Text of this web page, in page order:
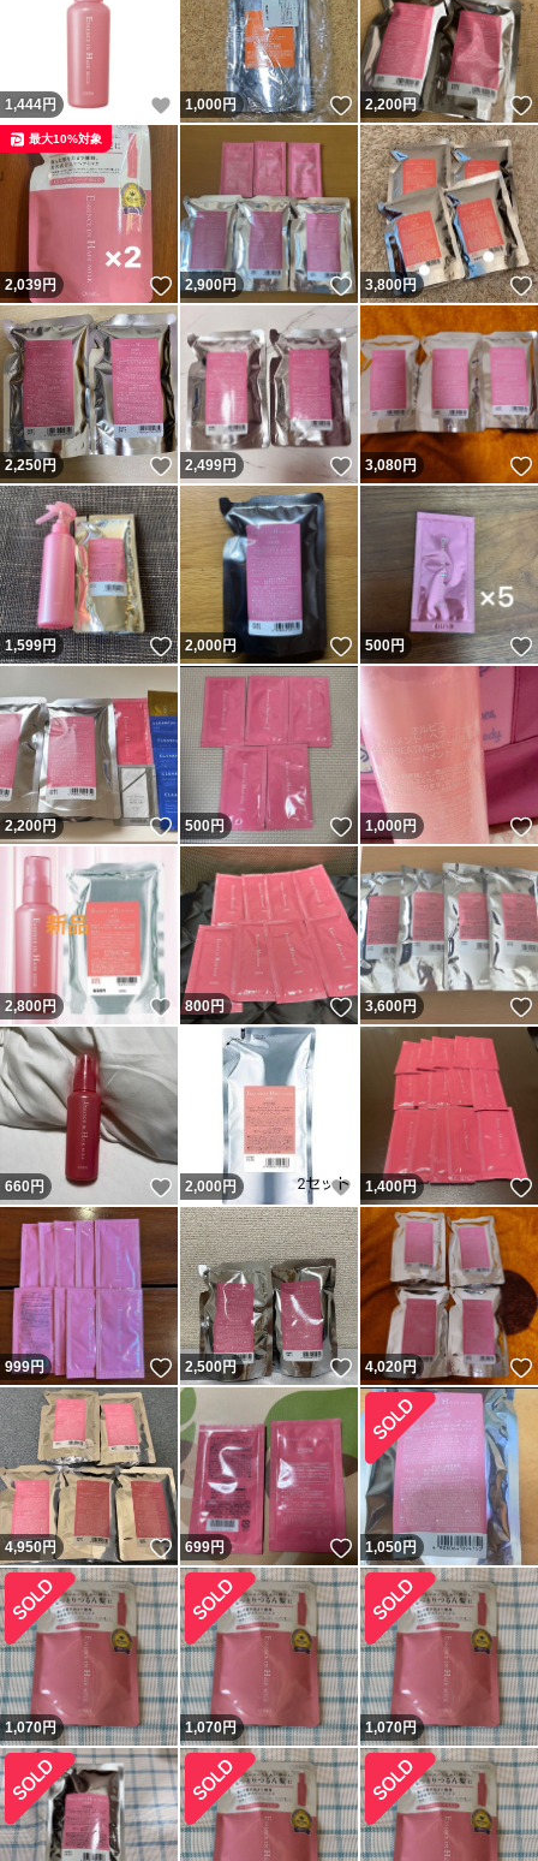
1,444円 いいね！
1,000円 いいね！
2,200円
2,039円 いいね！
最大10%対象
2,900円 いいね！
3,800円
2,250円 いいね！
2,499円 いいね！
3,080円
1,599円 いいね！
2,000円 いいね！
500円
2,200円 いいね！
500円 いいね！
1,000円
2,800円 いいね！
800円 いいね！
3,600円
660円 いいね！
2,000 円 いいね！
1,400円
999円 いいね！
2,500円 いいね！
4,020円
4,950円 いいね！
699円 いいね！
1,050円
1,070円 1,070円 1,070円